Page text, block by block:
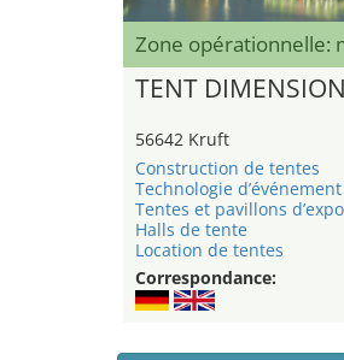
Zone opérationnelle:
TENT
56642 Kruft
Construction de tentes
Technologie d’événement
Tentes et pavillons
Halls de tente
Location de tentes
Correspondance: